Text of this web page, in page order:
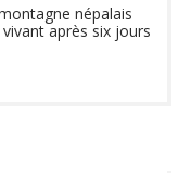
népalais
après six jours